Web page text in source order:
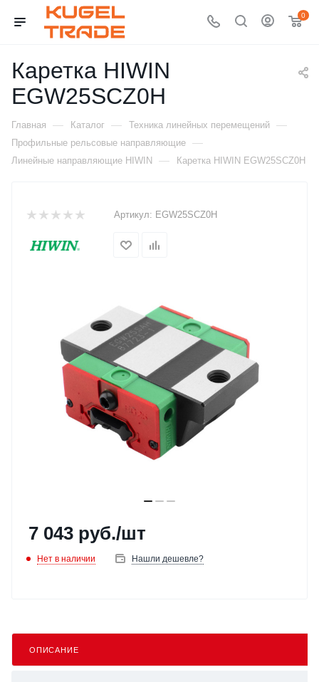
0
Каретка HIWIN
EGW25SCZ0H
Главная — Каталог — Техника линейных перемещений —
Профильные рельсовые направляющие —
Линейные направляющие HIWIN — Каретка HIWIN EGW25SCZ0H
Артикул: EGW25SCZ0H
7 043 руб./шт
Нет в наличии Нашли дешевле?
ОПИСАНИЕ